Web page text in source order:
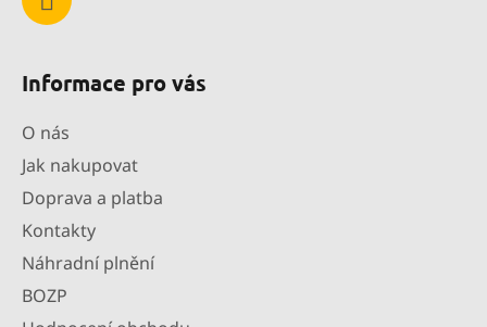
Informace pro vás
O nás
Jak nakupovat
Doprava a platba
Kontakty
Náhradní plnění
BOZP